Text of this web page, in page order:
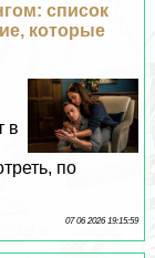
список
которые
в
по
07 06 2026 19:15:59